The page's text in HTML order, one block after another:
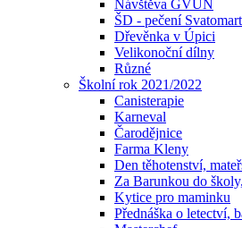
Návštěva GVUN
ŠD - pečení
Dřevěnka v Úpici
Velikonoční dílny
Různé
Školní rok 2021/2022
Canisterapie
Karneval
Čarodějnice
Farma Kleny
Den těhotenství,
Za Barunkou do
Kytice pro maminku
Přednáška o letectví,